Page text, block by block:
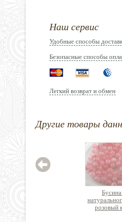
Наш сервис
Удобные способы
Безопасные способы
Легкий возврат и обмен
Другие товары
розовый